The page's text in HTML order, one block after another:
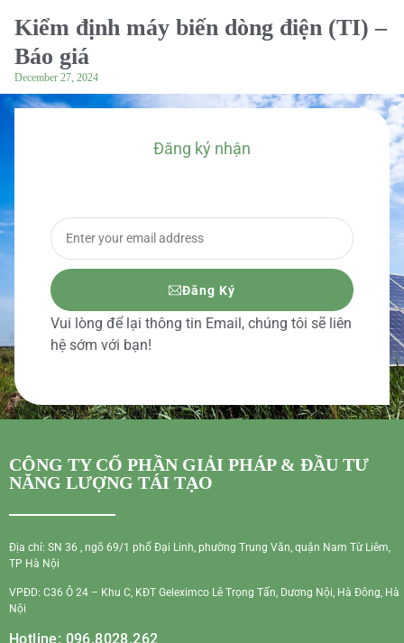
Kiểm định máy biến dòng điện (TI) –
Báo giá
December 27, 2024
Đăng ký nhận
Đăng Ký
Vui lòng để lại thông tin Email, chúng tôi sẽ liên
hệ sớm với bạn!
CÔNG TY CỔ PHẦN GIẢI PHÁP & ĐẦU TƯ
NĂNG LƯỢNG TÁI TẠO
Địa chỉ: SN 36 , ngõ 69/1 phố Đại Linh, phường Trung Văn, quận Nam Từ Liêm,
TP Hà Nội
VPĐD: C36 Ô 24 – Khu C, KĐT Geleximco Lê Trọng Tấn, Dương Nội, Hà Đông, Hà
Nội
Hotline: 096.8028.262